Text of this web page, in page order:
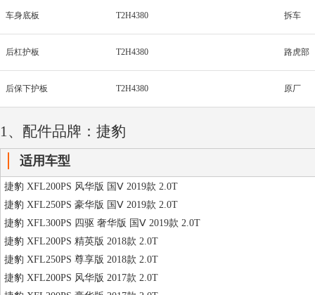
车身底板 T2H4380 拆车
后杠护板 T2H4380 路虎部
后保下护板 T2H4380 原厂
1、配件品牌：捷豹
适用车型
捷豹 XFL200PS 风华版 国Ⅴ 2019款 2.0T
捷豹 XFL250PS 豪华版 国Ⅴ 2019款 2.0T
捷豹 XFL300PS 四驱 奢华版 国Ⅴ 2019款 2.0T
捷豹 XFL200PS 精英版 2018款 2.0T
捷豹 XFL250PS 尊享版 2018款 2.0T
捷豹 XFL200PS 风华版 2017款 2.0T